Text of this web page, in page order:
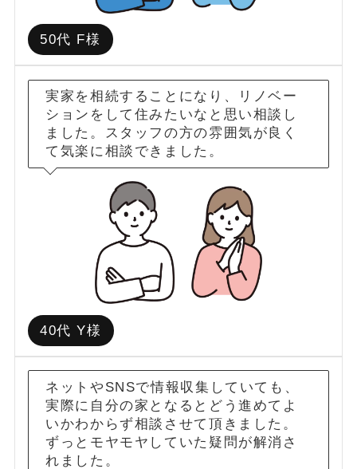
50代 F様
実家を相続することになり、リノベー
ションをして住みたいなと思い相談し
ました。スタッフの方の雰囲気が良く
て気楽に相談できました。
40代 Y様
ネットやSNSで情報収集していても、
実際に自分の家となるとどう進めてよ
いかわからず相談させて頂きました。
ずっとモヤモヤしていた疑問が解消さ
れました。